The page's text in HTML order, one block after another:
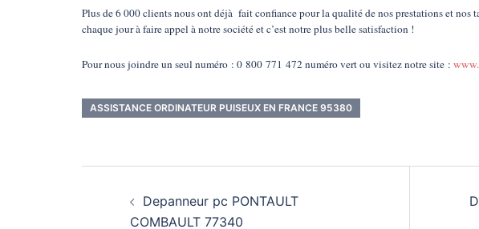
Plus de 6 000 clients nous ont déjà fait confiance pour la qualité de nos prestations et nos
chaque jour à faire appel à notre société et c’est notre plus belle satisfaction !
Pour nous joindre un seul numéro : 0 800 771 472 numéro vert ou visitez notre site :
ASSISTANCE ORDINATEUR PUISEUX EN FRANCE 95380
Depanneur pc PONTAULT
COMBAULT 77340